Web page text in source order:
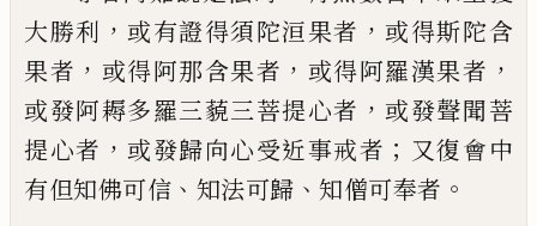
大勝利 ， 或有證得須陀洹果者 ， 或得斯陀含
果者 ， 或得阿那含果者 ， 或得阿羅漢果者 ，
或發阿耨多羅三藐三菩提心者 ， 或發聲聞菩
提心者 ， 或發歸向心受近事戒者 ； 又復會中
有但知佛可信 、 知法可歸 、 知僧可奉者 。